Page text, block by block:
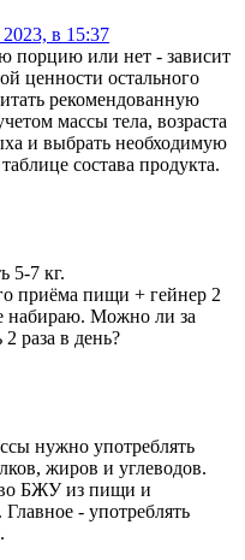
2023, в 15:37
порцию или нет - зависит
ценности остального
рекомендованную
массы тела, возраста
и выбрать необходимую
состава продукта.
5-7 кг.
приёма пищи + гейнер 2
набираю. Можно ли за
раза в день?
нужно употреблять
жиров и углеводов.
БЖУ из пищи и
- употреблять